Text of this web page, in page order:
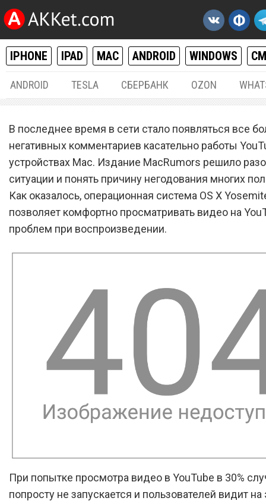
IPHONE IPAD MAC ANDROID WINDOWS
ANDROID TESLA СБЕРБАНК OZON
Новая ошибка в OS X
не позволяет
видео в YouTube
В последнее время в сети стало появляться все
негативных комментариев касательно работы
устройствах Mac. Издание MacRumors решило
ситуации и понять причину негодования многих
Как оказалось, операционная система OS X
позволяет комфортно просматривать видео на
проблем при воспроизведении.
При попытке просмотра видео в YouTube в 30%
попросту не запускается и пользователей видит на